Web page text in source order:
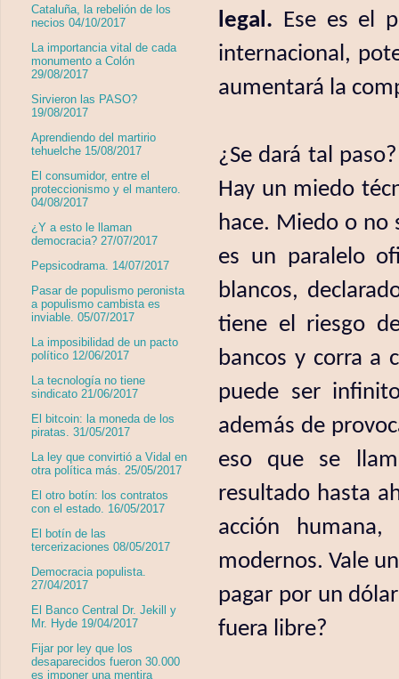
legal. Ese es el
internacional,
aumentará la
¿Se dará tal
Hay un miedo
hace. Miedo o no
es un paralelo
blancos,
tiene el riesgo
bancos y corra a
puede ser
además de
eso que se
resultado hasta
acción humana,
modernos. Vale
pagar por un
fuera libre?
Cataluña, la rebelión de los
necios 04/10/2017
La importancia vital de cada
monumento a Colón
29/08/2017
Sirvieron las PASO?
19/08/2017
Aprendiendo del martirio
tehuelche 15/08/2017
El consumidor, entre el
proteccionismo y el mantero.
04/08/2017
¿Y a esto le llaman
democracia? 27/07/2017
Pepsicodrama. 14/07/2017
Pasar de populismo peronista
a populismo cambista es
inviable. 05/07/2017
La imposibilidad de un pacto
político 12/06/2017
La tecnología no tiene
sindicato 21/06/2017
El bitcoin: la moneda de los
piratas. 31/05/2017
La ley que convirtió a Vidal en
otra política más. 25/05/2017
El otro botín: los contratos
con el estado. 16/05/2017
El botín de las
tercerizaciones 08/05/2017
Democracia populista.
27/04/2017
El Banco Central Dr. Jekill y
Mr. Hyde 19/04/2017
Fijar por ley que los
desaparecidos fueron 30.000
es imponer una mentira